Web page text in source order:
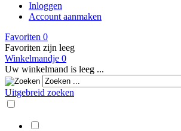
Inloggen
Account aanmaken
Favoriten 0
Favoriten zijn leeg
Winkelmandje 0
Uw winkelmand is leeg ...
Uitgebreid zoeken